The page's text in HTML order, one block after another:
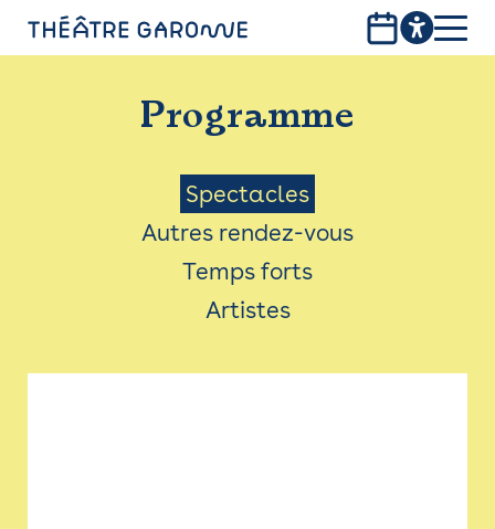
PROGRAMME
INFOS PRATIQUES
AVEC LES PUBLICS
ACCESSIBILITÉ
LES PRODUCTIONS
Programme
Menu
Saison
Spectacles
Autres rendez-vous
Temps forts
Artistes